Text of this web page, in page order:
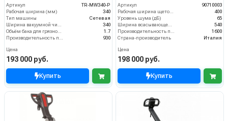
Артикул
TR-MW340-P
Рабочая ширина (мм)
340
Тип машины
Сетевая
Ширина вакуумной чистки (мм)
340
Объём бака для грязной воды (пыли) (л)
1.7
Производительность по площади (м2/ч)
930
Цена
193 000 руб.
Купить
Артикул
90710003
Рабочая ширина щеток (мм)
400
Уровень шума (дБ)
65
Ширина всасывающей балки (мм)
540
Производительность по площади (м2/ч)
1600
Страна-производитель
Италия
Цена
198 000 руб.
Купить